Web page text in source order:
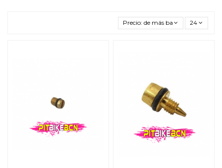
Precio: de más bajo a más alto
24